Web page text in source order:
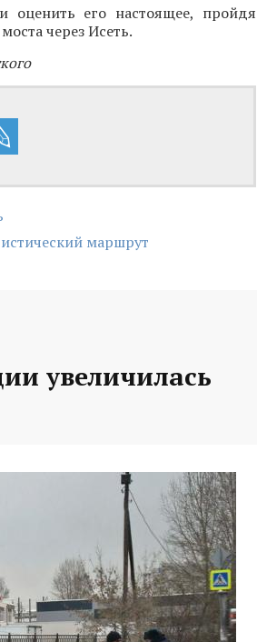
оценить его настоящее, пройдя
через Исеть.
маршрут
увеличилась